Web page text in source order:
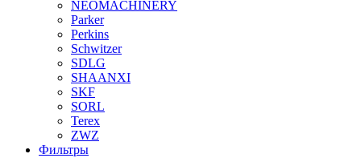
NEOMACHINERY
Parker
Perkins
Schwitzer
SDLG
SHAANXI
SKF
SORL
Terex
ZWZ
Фильтры